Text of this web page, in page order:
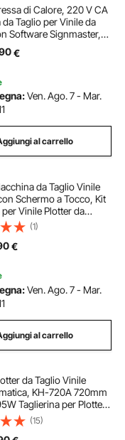
da taglio
taglio per vinili
di Calore, 220 V CA
Taglio per Vinile da
Software Signmaster,
Pressa a Caldo 5 in 1
LED Digitale, Plotter
€
Ven. Ago. 7 - Mar.
al carrello
da Taglio Vinile
Schermo a Tocco, Kit
Vinile Plotter da
Personalizzati
Fai-da-te, Macchina
e Cartoncino con
(1)
€
Ven. Ago. 7 - Mar.
al carrello
da Taglio Vinile
KH-720A 720mm
Taglierina per Plotter
con Luce Guida a
per Auto, Segnali
(15)